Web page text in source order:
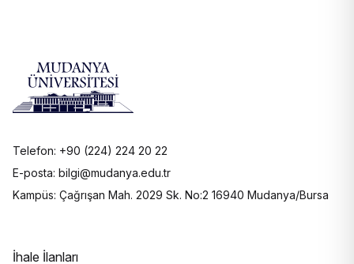
Telefon: +90 (224) 224 20 22
E-posta: bilgi@mudanya.edu.tr
Kampüs: Çağrışan Mah. 2029 Sk. No:2 16940 Mudanya/Bursa
İhale İlanları